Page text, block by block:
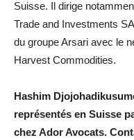
Suisse. Il dirige
Trade and Investments
du groupe Arsari avec le
Harvest Commodities.
Hashim
représentés en Suisse
chez Ador Avocats.